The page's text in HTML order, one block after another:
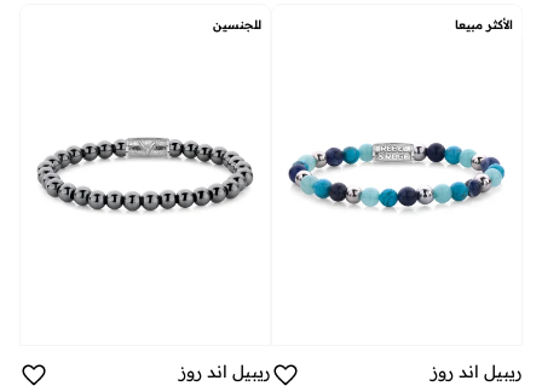
الأكثر مبيعا
ريبيل اند روز
للجنسين
ريبيل اند روز